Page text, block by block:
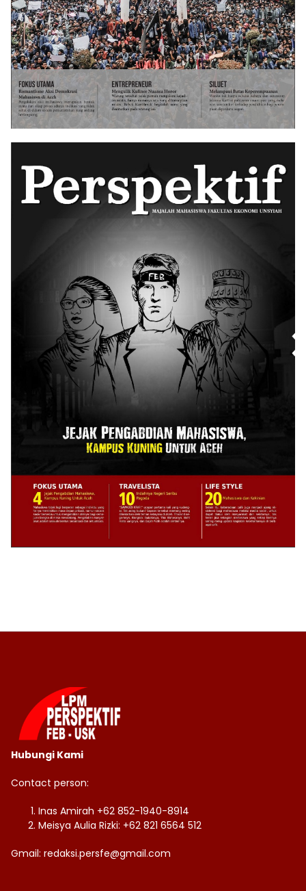
Hubungi Kami
Contact person:
Inas Amirah +62 852-1940-8914
Meisya Aulia Rizki: +62 821 6564 512
Gmail: redaksi.persfe@gmail.com